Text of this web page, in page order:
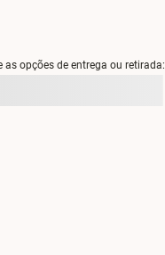
as opções de entrega ou retirada: